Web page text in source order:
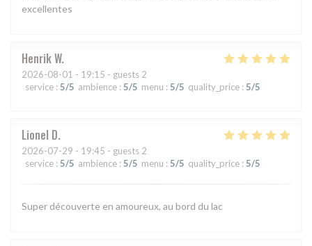
excellentes
HenrikW
2026-08-01 - 19:15 - guests 2
service : 5/5 ambience : 5/5 menu : 5/5 quality_price : 5/5
Lionel D
2026-07-29 - 19:45 - guests 2
service : 5/5 ambience : 5/5 menu : 5/5 quality_price : 5/5
Super découverte en amoureux, au bord du lac